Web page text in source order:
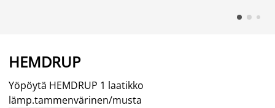
HEMDRUP
Yöpöytä HEMDRUP 1 laatikko
lämp.tammenvärinen/musta